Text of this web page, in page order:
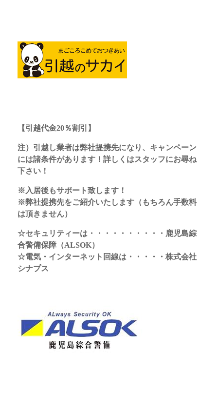
【引越代金20％割引】
注）引越し業者は弊社提携先になり、キャンペーン
には諸条件があります！詳しくはスタッフにお尋ね
下さい！
※入居後もサポート致します！
※弊社提携先をご紹介いたします（もちろん手数料
は頂きません）
☆セキュリティーは・・・・・・・・・・鹿児島綜
合警備保障（ALSOK）
☆電気・インターネット回線は・・・・・株式会社
シナプス